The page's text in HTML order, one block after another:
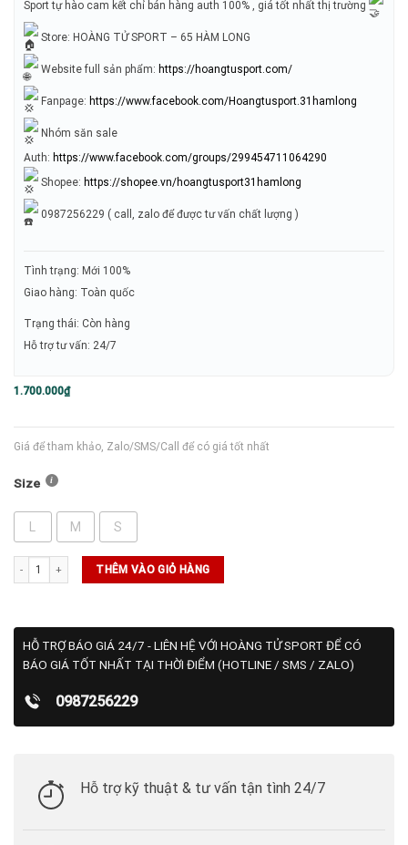
Sport tự hào cam kết chỉ bán hàng auth 100% , giá tốt nhất thị trường
Store: HOÀNG TỬ SPORT – 65 HÀM LONG
Website full sản phẩm: https://hoangtusport.com/
Fanpage: https://www.facebook.com/Hoangtusport.31hamlong
Nhóm săn sale
Auth: https://www.facebook.com/groups/299454711064290
Shopee: https://shopee.vn/hoangtusport31hamlong
0987256229 ( call, zalo để được tư vấn chất lượng )
Tình trạng: Mới 100%
Giao hàng: Toàn quốc
Trạng thái: Còn hàng
Hỗ trợ tư vấn: 24/7
1.700.000₫
Giá để tham khảo, Zalo/SMS/Call để có giá tốt nhất
Size
L M S
Quần Tennis Nike Rafa Men's Dri-FIT ADV 7 In (DV2882-440) số lượng
THÊM VÀO GIỎ HÀNG
HỖ TRỢ BÁO GIÁ 24/7 - LIÊN HỆ VỚI HOÀNG TỬ SPORT ĐỂ CÓ
BÁO GIÁ TỐT NHẤT TẠI THỜI ĐIỂM (HOTLINE / SMS / ZALO)
0987256229
Hỗ trợ kỹ thuật & tư vấn tận tình 24/7